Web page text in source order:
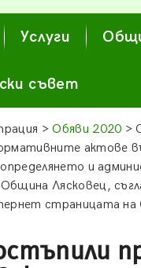
Услуги
съвет
>Обяви 2020 >
актове
и
Лясковец,
страницата на